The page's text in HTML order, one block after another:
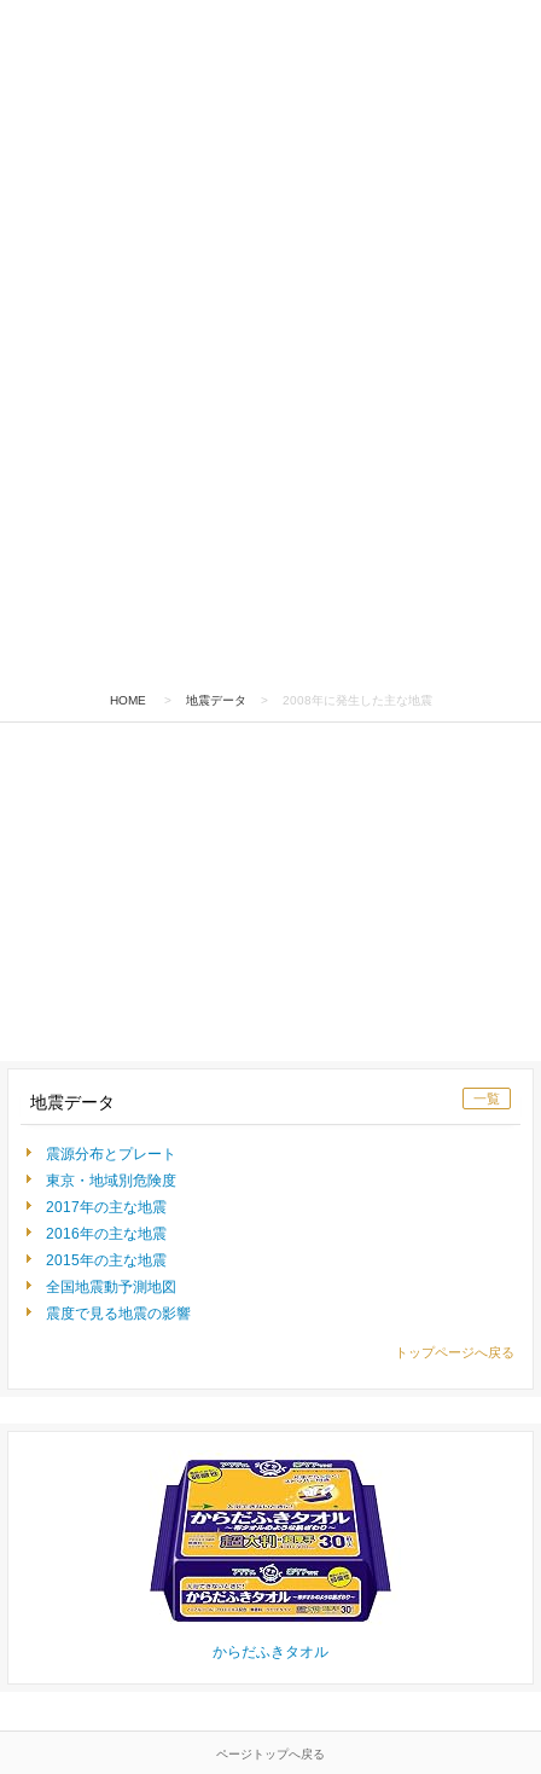
HOME > 地震データ > 2008年に発生した主な地震
一覧
地震データ
震源分布とプレート
東京・地域別危険度
2017年の主な地震
2016年の主な地震
2015年の主な地震
全国地震動予測地図
震度で見る地震の影響
トップページへ戻る
からだふきタオル
ページトップへ戻る